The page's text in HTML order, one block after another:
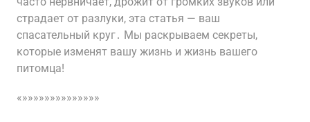
страдает от разлуки, эта статья — ваш
спасательный круг․ Мы раскрываем секреты,
которые изменят вашу жизнь и жизнь вашего
питомца!
«»»»»»»»»»»»»»»